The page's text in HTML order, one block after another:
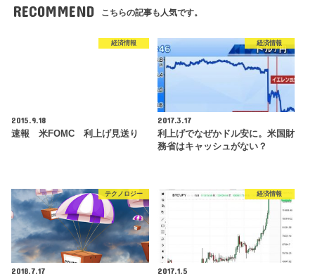
RECOMMEND こちらの記事も人気です。
経済情報
2015.9.18
速報 米FOMC 利上げ見送り
経済情報
2017.3.17
利上げでなぜかドル安に。米国財
務省はキャッシュがない？
テクノロジー
2018.7.17
経済情報
2017.1.5